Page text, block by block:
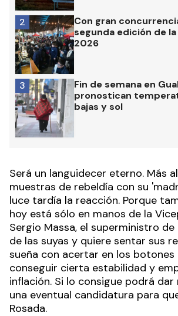
Con gran
segunda edición de
2026
2
Fin de semana en
pronostican
bajas y sol
3
Será un languidecer eterno. Más
muestras de rebeldía con su
luce tardía la reacción. Porque
hoy está sólo en manos de la
Sergio Massa, el superministro
de las suyas y quiere sentar sus
sueña con acertar en los botones
conseguir cierta estabilidad y
inflación. Si lo consigue podrá dar
una eventual candidatura para
Rosada.